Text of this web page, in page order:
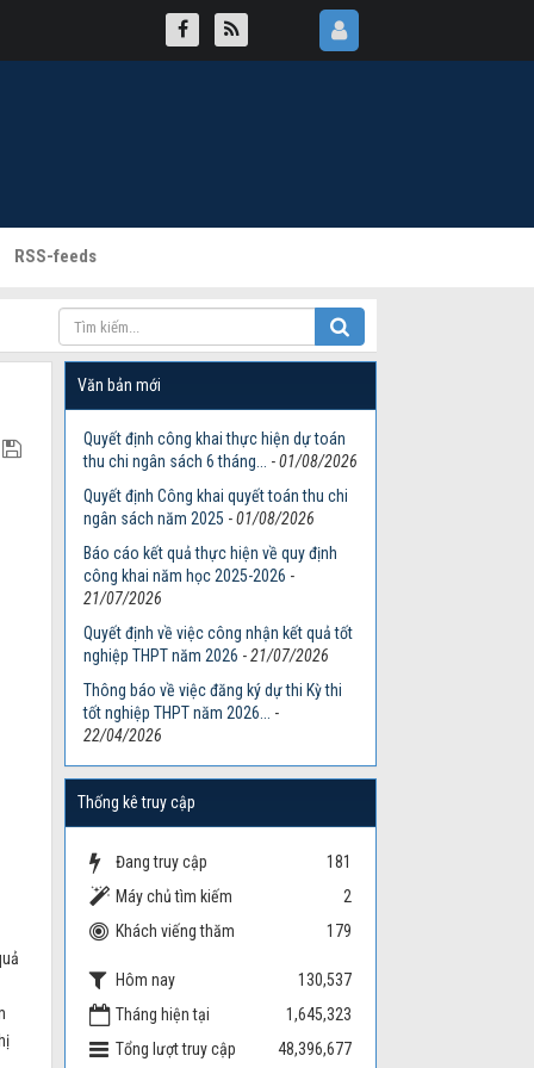
RSS-feeds
Văn bản mới
Quyết định công khai thực hiện dự toán
thu chi ngân sách 6 tháng...
-01/08/2026
Quyết định Công khai quyết toán thu chi
ngân sách năm 2025 -01/08/2026
Báo cáo kết quả thực hiện về quy định
công khai năm học 2025-2026 -
21/07/2026
Quyết định về việc công nhận kết quả tốt
nghiệp THPT năm 2026 -21/07/2026
Thông báo về việc đăng ký dự thi Kỳ thi
tốt nghiệp THPT năm 2026...
-
22/04/2026
Thống kê truy cập
Đang truy cập
181
Máy chủ tìm kiếm
2
Khách viếng thăm
179
Hôm nay
130,537
Tháng hiện tại
1,645,323
Tổng lượt truy cập
48,396,677